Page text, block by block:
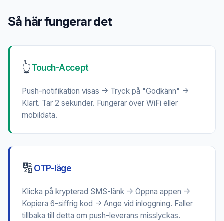
Så här fungerar det
👆Touch-Accept
Push-notifikation visas → Tryck på "Godkänn" →
Klart. Tar 2 sekunder. Fungerar över WiFi eller
mobildata.
🔢OTP-läge
Klicka på krypterad SMS-länk → Öppna appen →
Kopiera 6-siffrig kod → Ange vid inloggning. Faller
tillbaka till detta om push-leverans misslyckas.